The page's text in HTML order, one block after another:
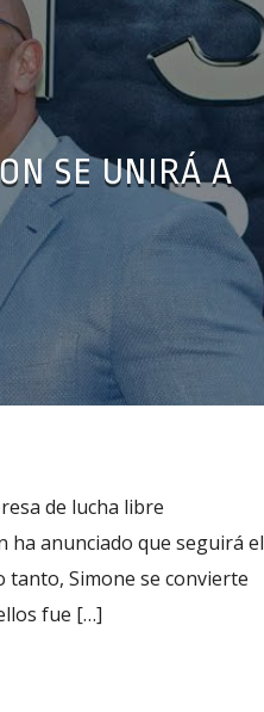
SE UNIRÁ A
de lucha libre
ha anunciado que seguirá el
tanto, Simone se convierte
fue […]